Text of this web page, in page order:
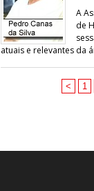
A
de
atuais e relevantes da
< 1